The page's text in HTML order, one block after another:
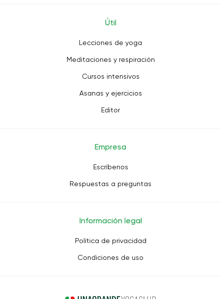
Útil
Lecciones de yoga
Meditaciones y respiración
Cursos intensivos
Asanas y ejercicios
Editor
Empresa
Escríbenos
Respuestas a preguntas
Información legal
Política de privacidad
Condiciones de uso